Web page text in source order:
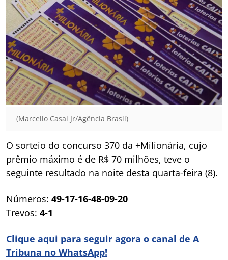
(Marcello Casal Jr/Agência Brasil)
O sorteio do concurso 370 da +Milionária, cujo
prêmio máximo é de R$ 70 milhões, teve o
seguinte resultado na noite desta quarta-feira (8).
Números: 49-17-16-48-09-20
Trevos: 4-1
Clique aqui para seguir agora o canal de A
Tribuna no WhatsApp!